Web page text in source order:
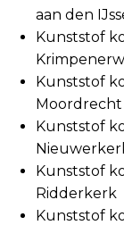
aan den
Kunststof
Kunststof
Moordrecht
Kunststof
Kunststof
Ridderkerk
Kunststof